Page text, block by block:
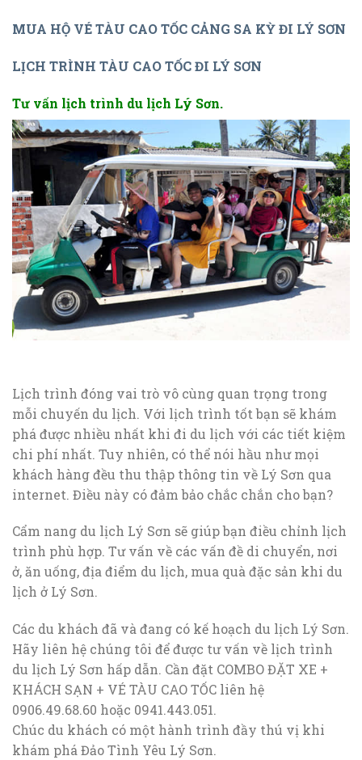
MUA HỘ VÉ TÀU CAO TỐC CẢNG SA KỲ ĐI LÝ SƠN
LỊCH TRÌNH TÀU CAO TỐC ĐI LÝ SƠN
Tư vấn lịch trình du lịch Lý Sơn.
Lịch trình đóng vai trò vô cùng quan trọng trong
mỗi chuyến du lịch. Với lịch trình tốt bạn sẽ khám
phá được nhiều nhất khi đi du lịch với các tiết kiệm
chi phí nhất. Tuy nhiên, có thể nói hầu như mọi
khách hàng đều thu thập thông tin về Lý Sơn qua
internet. Điều này có đảm bảo chắc chắn cho bạn?
Cẩm nang du lịch Lý Sơn sẽ giúp bạn điều chỉnh lịch
trình phù hợp. Tư vấn về các vấn đề di chuyển, nơi
ở, ăn uống, địa điểm du lịch, mua quà đặc sản khi du
lịch ở Lý Sơn.
Các du khách đã và đang có kế hoạch du lịch Lý Sơn.
Hãy liên hệ chúng tôi để được tư vấn về lịch trình
du lịch Lý Sơn hấp dẫn. Cần đặt COMBO ĐẶT XE +
KHÁCH SẠN + VÉ TÀU CAO TỐC liên hệ
0906.49.68.60 hoặc 0941.443.051.
Chúc du khách có một hành trình đầy thú vị khi
khám phá Đảo Tình Yêu Lý Sơn.